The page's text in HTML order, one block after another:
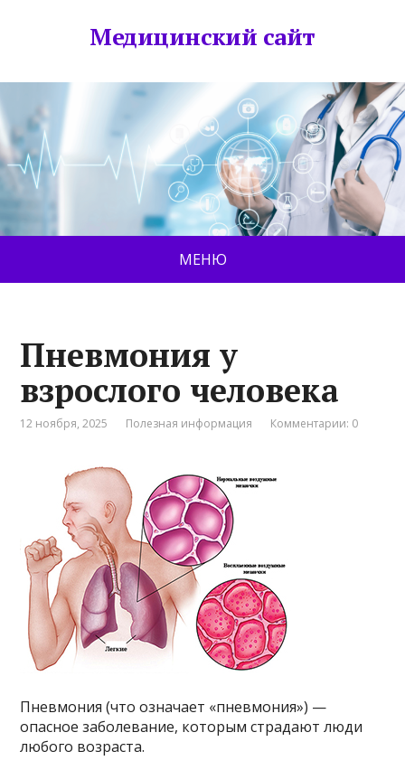
Медицинский сайт
МЕНЮ
Пневмония у
взрослого человека
12 ноября, 2025 Полезная информация Комментарии: 0
Пневмония (что означает «пневмония») —
опасное заболевание, которым страдают люди
любого возраста.